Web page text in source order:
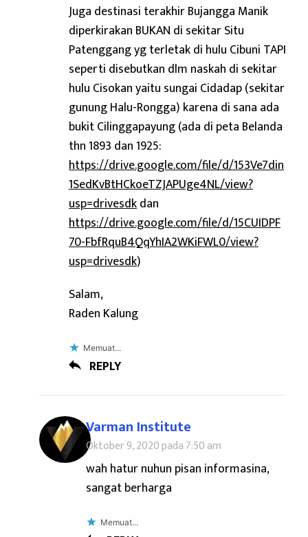
Juga destinasi terakhir Bujangga Manik
diperkirakan BUKAN di sekitar Situ
Patenggang yg terletak di hulu Cibuni TAPI
seperti disebutkan dlm naskah di sekitar
hulu Cisokan yaitu sungai Cidadap (sekitar
gunung Halu-Rongga) karena di sana ada
bukit Cilinggapayung (ada di peta Belanda
thn 1893 dan 1925:
https://drive.google.com/file/d/153Ve7din
1SedKvBtHCkoeTZJAPUge4NL/view?
usp=drivesdkdan
https://drive.google.com/file/d/15CUIDPF
70-FbfRquB4QqYhIA2WKiFWL0/view?
usp=drivesdk)
Salam,
Raden Kalung
Memuat...
REPLY
Varman Institute
Oktober 9, 2020 pada 7:50 am
wah hatur nuhun pisan informasina,
sangat berharga
Memuat...